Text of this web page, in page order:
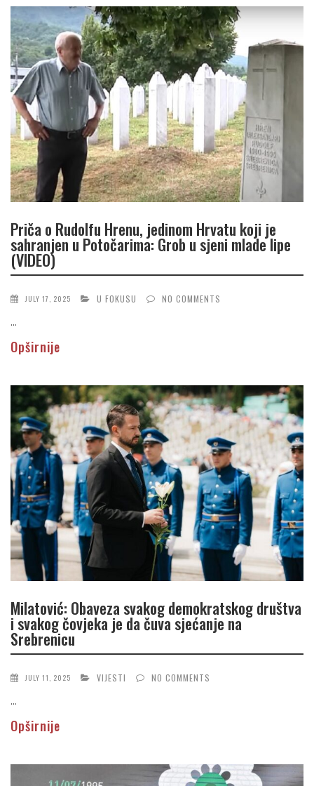
Priča o Rudolfu Hrenu, jedinom Hrvatu koji je
sahranjen u Potočarima: Grob u sjeni mlade lipe
(VIDEO)
JULY 17, 2025 U FOKUSU NO COMMENTS
...
Opširnije
Milatović: Obaveza svakog demokratskog društva
i svakog čovjeka je da čuva sjećanje na
Srebrenicu
JULY 11, 2025 VIJESTI NO COMMENTS
...
Opširnije